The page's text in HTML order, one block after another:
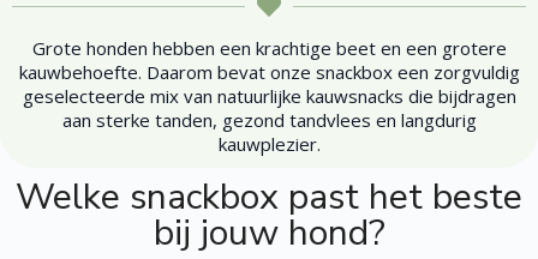
Grote honden hebben een krachtige beet en een grotere
kauwbehoefte. Daarom bevat onze snackbox een zorgvuldig
geselecteerde mix van natuurlijke kauwsnacks die bijdragen
aan sterke tanden, gezond tandvlees en langdurig
kauwplezier.
Welke snackbox past het beste
bij jouw hond?